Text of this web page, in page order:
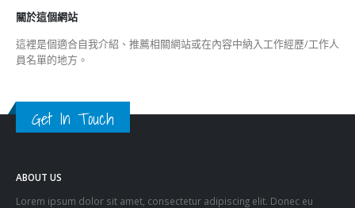
關於這個網站
這裡是個適合自我介紹、推薦相關網站或在內容中納入工作經歷/工作人
員名單的地方。
Get In Touch
ABOUT US
Lorem ipsum dolor sit amet, consectetur adipiscing elit. Donec eu